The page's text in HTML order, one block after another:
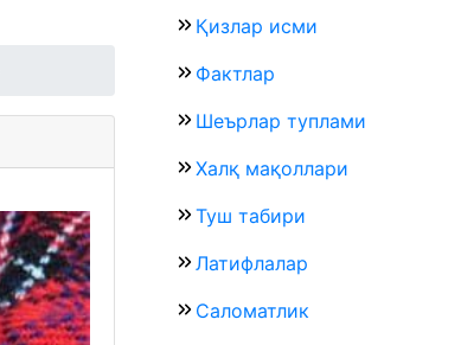
Қизлар исми
Фактлар
Шеърлар туплами
Халқ мақоллари
Туш табири
Латифлалар
Саломатлик